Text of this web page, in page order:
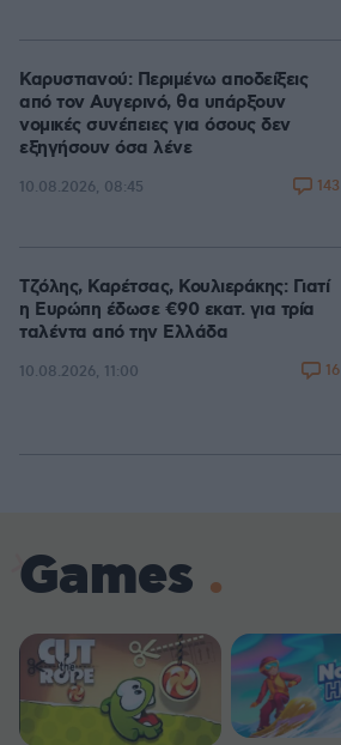
Καρυστιανού: Περιμένω αποδείξεις
από τον Αυγερινό, θα υπάρξουν
νομικές συνέπειες για όσους δεν
εξηγήσουν όσα λένε
10.08.2026, 08:45 143
Τζόλης, Καρέτσας, Κουλιεράκης: Γιατί
η Ευρώπη έδωσε €90 εκατ. για τρία
ταλέντα από την Ελλάδα
10.08.2026, 11:00 16
Games